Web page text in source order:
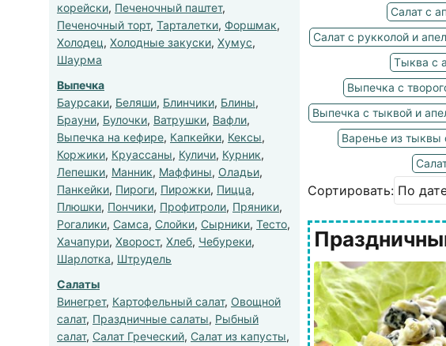
корейски, Печеночный паштет,
Печеночный торт, Тарталетки, Форшмак,
Холодец, Холодные закуски, Хумус,
Шаурма
Выпечка
Баурсаки, Беляши, Блинчики, Блины,
Брауни, Булочки, Ватрушки, Вафли,
Выпечка на кефире, Капкейки, Кексы,
Коржики, Круассаны, Куличи, Курник,
Лепешки, Манник, Маффины, Оладьи,
Панкейки, Пироги, Пирожки, Пицца,
Плюшки, Пончики, Профитроли, Пряники,
Рогалики, Самса, Слойки, Сырники, Тесто,
Хачапури, Хворост, Хлеб, Чебуреки,
Шарлотка, Штрудель
Салаты
Винегрет, Картофельный салат, Овощной
салат, Праздничные салаты, Рыбный
салат, Салат Греческий, Салат из капусты,
Салат с
Салат с рукколой и
Тыква с
Выпечка с
Выпечка с тыквой и
Варенье из тыквы
Сортировать: По